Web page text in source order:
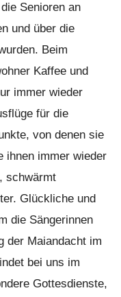
Senioren an
und über die
Beim
Kaffee und
immer wieder
für die
von denen sie
ihnen immer wieder
schwärmt
Glückliche und
die Sängerinnen
der Maiandacht im
bei uns im
Gottesdienste,